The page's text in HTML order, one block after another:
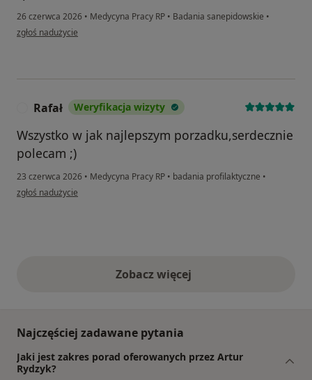
26 czerwca 2026 • Medycyna Pracy RP • Badania sanepidowskie •
w opinii użytkownika Julia
zgłoś nadużycie
Rafał Weryfikacja wizyty
Wszystko w jak najlepszym porzadku,serdecznie
polecam ;)
23 czerwca 2026 • Medycyna Pracy RP • badania profilaktyczne •
w opinii użytkownika Rafał
zgłoś nadużycie
Zobacz więcejopinie powyżej
Najczęściej zadawane pytania
Jaki jest zakres porad oferowanych przez Artur
Rydzyk?